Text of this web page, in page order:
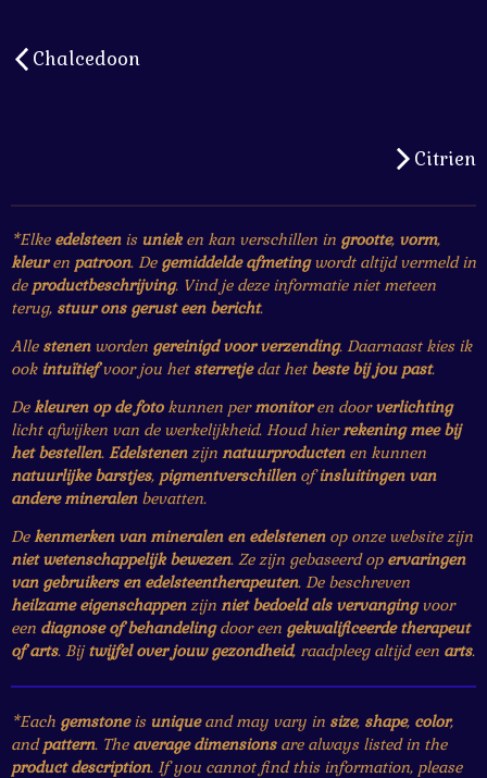
Chalcedoon
Citrien
*Elke edelsteenis unieken kan verschillen in grootte, vorm,
kleuren patroon. De gemiddelde afmetingwordt altijd vermeld in
de productbeschrijving. Vind je deze informatie niet meteen
terug, stuur ons gerust een bericht.
Alle stenenworden gereinigd voor verzending. Daarnaast kies ik
ook intuïtiefvoor jou het sterretjedat het beste bij jou past.
Dekleuren op de fotokunnen permonitoren doorverlichting
licht afwijken van de werkelijkheid. Houd hierrekening mee bij
het bestellen. Edelstenenzijn natuurproductenen kunnen
natuurlijke barstjes, pigmentverschillenofinsluitingen van
andere mineralenbevatten.
Dekenmerken van mineralen en edelstenenop onze website zijn
niet wetenschappelijk bewezen. Ze zijn gebaseerd op ervaringen
van gebruikers en edelsteentherapeuten. De beschreven
heilzame eigenschappenzijn niet bedoeld als vervangingvoor
een diagnose of behandelingdoor een gekwalificeerde therapeut
of arts. Bijtwijfel over jouw gezondheid, raadpleeg altijd een arts.
*Each gemstoneis uniqueand may vary in size, shape, color,
andpattern. The average dimensionsare always listed in the
product description. If you cannot find this information, please